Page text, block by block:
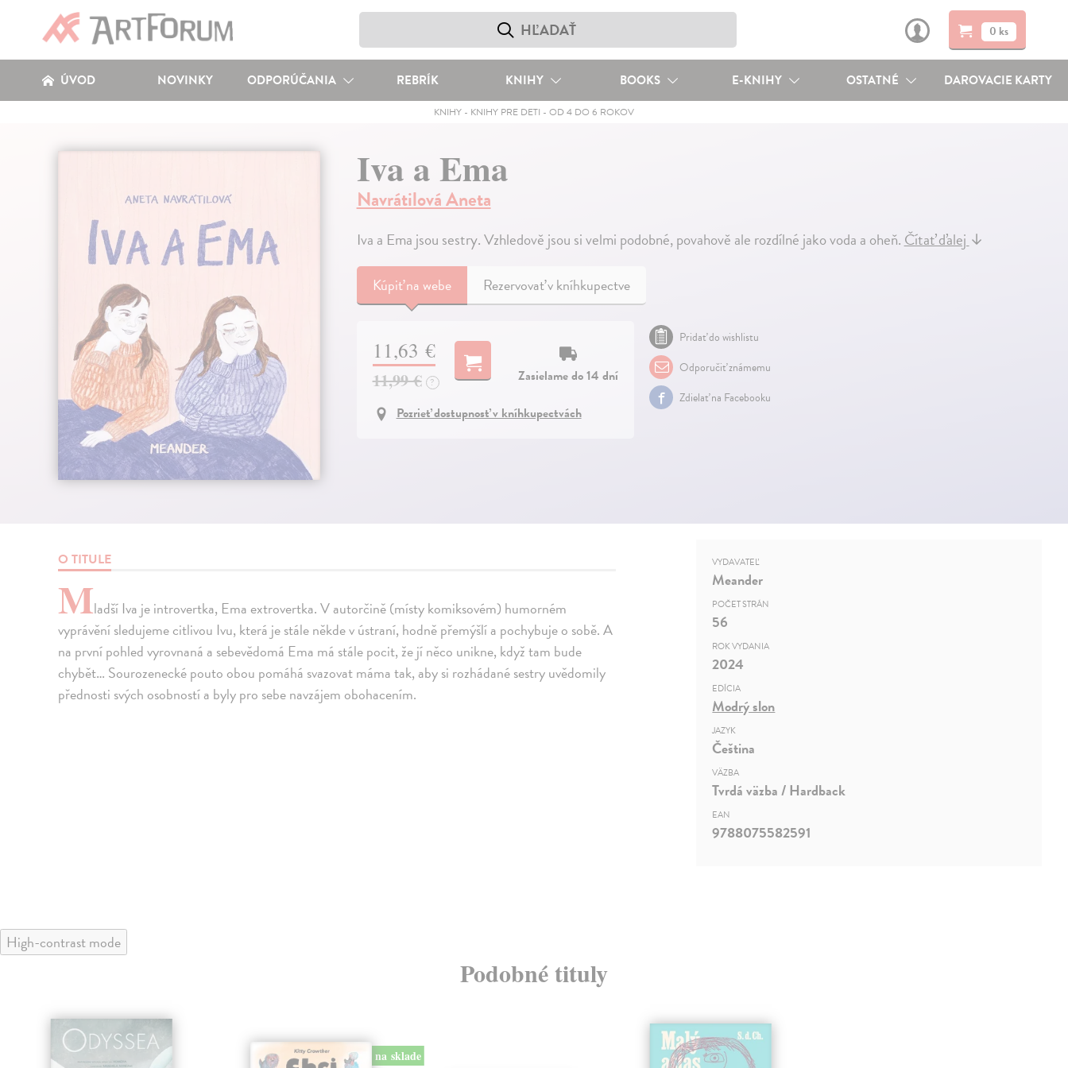
0 ks
ÚVOD NOVINKY ODPORÚČANIA REBRÍK KNIHY BOOKS E-KNIHY OSTATNÉ DAROVACIE KARTY
KNIHY- KNIHY PRE DETI - OD 4 DO 6 ROKOV
Iva a Ema
Navrátilová Aneta
Iva a Ema jsou sestry. Vzhledově jsou si velmi podobné, povahově ale rozdílné jako voda a oheň.Čítať ďalej↓
Kúpiťna webe Rezervovať v kníhkupectve
11,63 €
11,99 € ?
Zasielame do 14 dní
Pozrieť dostupnosť v kníhkupectvách
Pridať do wishlistu
Odporučiť známemu
Zdielať na Facebooku
O TITULE
Mladší Iva je introvertka, Ema extrovertka. V autorčině (místy komiksovém) humorném
vyprávění sledujeme citlivou Ivu, která je stále někde v ústraní, hodně přemýšlí a pochybuje o sobě. A
na první pohled vyrovnaná a sebevědomá Ema má stále pocit, že jí něco unikne, když tam bude
chybět… Sourozenecké pouto obou pomáhá svazovat máma tak, aby si rozhádané sestry uvědomily
přednosti svých osobností a byly pro sebe navzájem obohacením.
VYDAVATEĽ
Meander
POČET STRÁN
56
ROK VYDANIA
2024
EDÍCIA
Modrý slon
JAZYK
Čeština
VÄZBA
Tvrdá väzba / Hardback
EAN
9788075582591
High-contrast mode
Podobné tituly
na sklade